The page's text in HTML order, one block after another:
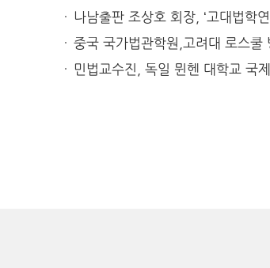
나남출판 조상호 회장, ‘고대법학
중국 국가법관학원,고려대 로스쿨
민법교수진, 독일 뮌헨 대학교 국